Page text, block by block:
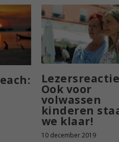
Ook voor
volwassen
kinderen
we klaar!
10 december 2019